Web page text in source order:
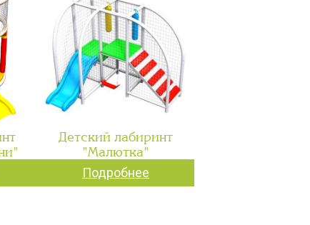
Детский лабиринт
"Малютка"
Подробнее